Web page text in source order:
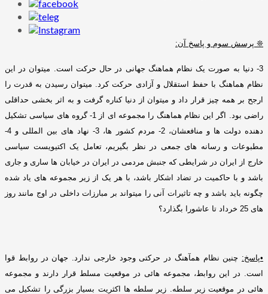
❊ پرسش سوم و پاسخ آن:
3- دنیا به صورت یک نظام هماهنگ جهانی در حال حرکت است
میتوان در این
نظام هماهنگ با حفظ استقلال و آزادی حرکت کرد
میتوان رسیدن به قدرت را
ارجح بر همه چیز قرار داد و میتوان از دنیا کناره گرفت و به اثر بخشی حداقلی
راضی بود
اگر این نظام هماهنگ را مجموعه ای از 1-
گروه های سیاسی تشکیل
دهنده دولت ها و منافعشان،2- مردم کشور ها، 3- نهاد های بین المللی و 4-
مطبوعات و رسانه های جمعی در نظر بگیریم، تعامل یک اکتیویست سیاسی
خارج از ایران در شرایطی که جنبش مردمی در ایران در خیابان ها ساری و جاری
باشد و با حاکمیت در تضاد اشکار باشد، با هر یک از زیر مجموعه های یاد شده
چگونه باید باشد و چه تاثیرات آنی را میتواند بر مبارزات داخلی در اوج مانند روز
های 25 خرد اد تا عاشورا بگذارد؟
•پاسخ: چنین نظام همآهنگ در حرکتی وجود خارجی ندارد
جهان در روابط قوا
است
در این روابط، مجموعه هائی در موقعیت مسلط قرار دارند و مجموعه
هائی در موقعیت زیر سلطه
زیر سلطه ها اکثریت بسیار بزرگی را تشکیل می